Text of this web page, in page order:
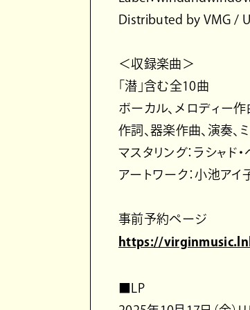
Distributed by VMG /
＜収録楽曲＞
「潜」含む全10曲
ボーカル、メロディー作
作詞、器楽作曲、演奏、
マスタリング：ラシャド
アートワーク：小池アイ
事前予約ページ
https://
■LP